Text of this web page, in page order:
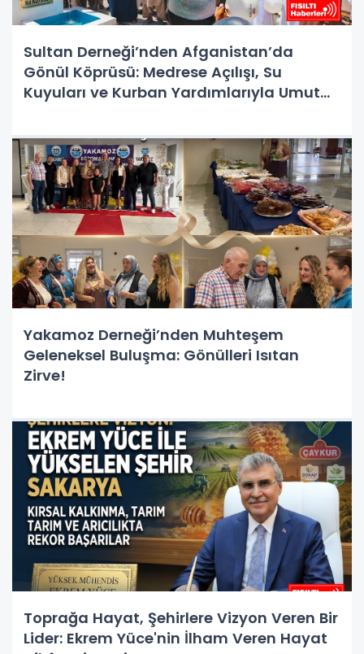
Sultan Derneği’nden Afganistan’da
Gönül Köprüsü: Medrese Açılışı, Su
Kuyuları ve Kurban Yardımlarıyla Umut
Yakamoz Derneği’nden Muhteşem
Geleneksel Buluşma: Gönülleri Isıtan
Zirve!
Toprağa Hayat, Şehirlere Vizyon Veren Bir
Lider: Ekrem Yüce'nin İlham Veren Hayat